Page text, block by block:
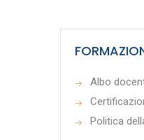
Albo
Politica